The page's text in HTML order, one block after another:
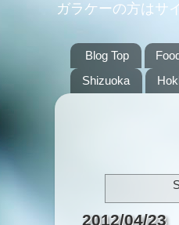
ガラケーの方はサ
Blog Top
Shizuoka